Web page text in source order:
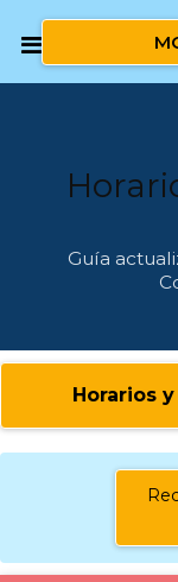
Guía
Horarios